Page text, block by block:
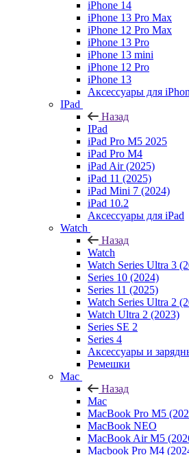
iPhone 14
iPhone 13 Pro Max
iPhone 12 Pro Max
iPhone 13 Pro
iPhone 13 mini
iPhone 12 Pro
iPhone 13
Аксессуары для
IPad
Назад
IPad
iPad Pro M5 2025
iPad Pro M4
iPad Air (2025)
iPad 11 (2025)
iPad Mini 7 (2024)
iPad 10.2
Аксессуары для iPad
Watch
Назад
Watch
Watch Series Ultra 3
Series 10 (2024)
Series 11 (2025)
Watch Series Ultra 2
Watch Ultra 2 (2023)
Series SE 2
Series 4
Аксессуары и
Ремешки
Mac
Назад
Mac
MacBook Pro M5
MacBook NEO
MacBook Air M5
Macbook Pro M4